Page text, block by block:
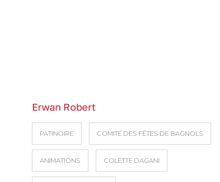
Erwan Robert
PATINOIRE COMITÉ DES FÊTES DE BAGNOLS
ANIMATIONS COLETTE DAGANI